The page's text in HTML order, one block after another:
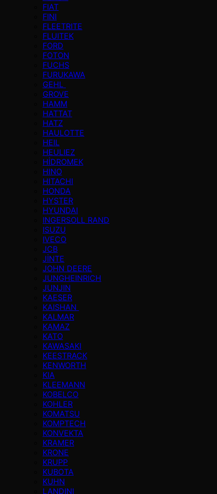
FIAT
FINI
FLEETRITE
FLUITEK
FORD
FOTON
FUCHS
FURUKAWA
GEHL
GROVE
HAMM
HATTAT
HATZ
HAULOTTE
HEIL
HEULIEZ
HİDROMEK
HINO
HITACHI
HONDA
HYSTER
HYUNDAI
INGERSOLL RAND
ISUZU
IVECO
JCB
JİNTE
JOHN DEERE
JUNGHEINRICH
JUNJIN
KAESER
KAISHAN
KALMAR
KAMAZ
KATO
KAWASAKI
KEESTRACK
KENWORTH
KIA
KLEEMANN
KOBELCO
KOHLER
KOMATSU
KOMPTECH
KONVEKTA
KRAMER
KRONE
KRUPP
KUBOTA
KUHN
LANDINI